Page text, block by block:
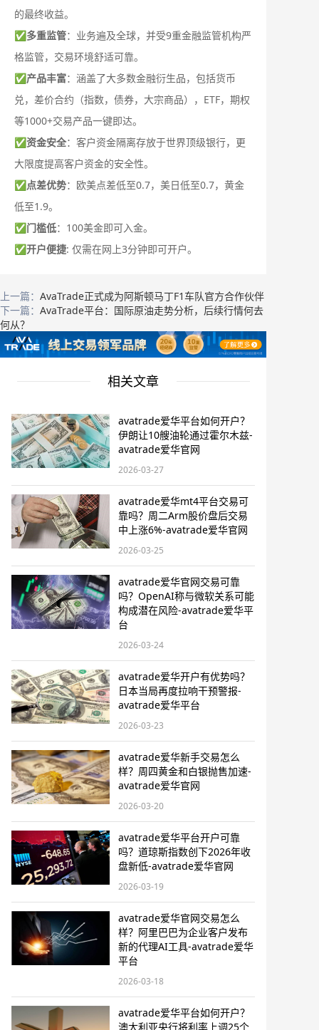
的最终收益。
✅多重监管：业务遍及全球，并受9重金融监管机构严
格监管，交易环境舒适可靠。
✅产品丰富：涵盖了大多数金融衍生品，包括货币
兑，差价合约（指数，债券，大宗商品），ETF，期权
等1000+交易产品一键即达。
✅资金安全：客户资金隔离存放于世界顶级银行，更
大限度提高客户资金的安全性。
✅点差优势：欧美点差低至0.7，美日低至0.7，黄金
低至1.9。
✅门槛低：100美金即可入金。
✅开户便捷: 仅需在网上3分钟即可开户。
上一篇： AvaTrade正式成为阿斯顿马丁F1车队官方合作伙伴
下一篇： AvaTrade平台：国际原油走势分析，后续行情何去
何从？
相关文章
avatrade爱华平台如何开户？
伊朗让10艘油轮通过霍尔木兹-
avatrade爱华官网
2026-03-27
avatrade爱华mt4平台交易可
靠吗？周二Arm股价盘后交易
中上涨6%-avatrade爱华官网
2026-03-25
avatrade爱华官网交易可靠
吗？OpenAI称与微软关系可能
构成潜在风险-avatrade爱华平
台
2026-03-24
avatrade爱华开户有优势吗？
日本当局再度拉响干预警报​-
avatrade爱华平台
2026-03-23
avatrade爱华新手交易怎么
样？周四黄金和白银抛售加速-
avatrade爱华官网
2026-03-20
avatrade爱华平台开户可靠
吗？道琼斯指数创下2026年收
盘新低-avatrade爱华官网
2026-03-19
avatrade爱华官网交易怎么
样？阿里巴巴为企业客户发布
新的代理AI工具-avatrade爱华
平台
2026-03-18
avatrade爱华平台如何开户？
澳大利亚央行将利率上调25个